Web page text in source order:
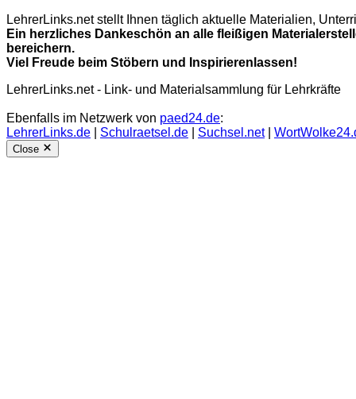
LehrerLinks.net stellt Ihnen täglich aktuelle Materialien,
Ein herzliches Dankeschön an alle fleißigen
bereichern.
Viel Freude beim Stöbern und Inspirierenlassen!
LehrerLinks.net - Link- und Materialsammlung für Lehrkräfte
Ebenfalls im Netzwerk von paed24.de:
LehrerLinks.de
Schulraetsel.de Suchsel.net|
Close